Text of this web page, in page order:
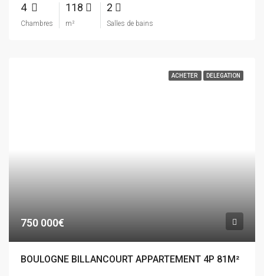
4
Chambres
118
m²
2
Salles de bains
ACHETER DELEGATION
750 000€
BOULOGNE BILLANCOURT APPARTEMENT 4P 81M²